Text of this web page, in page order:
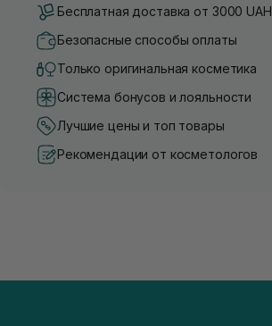
Бесплатная доставка от 3000 UAH
Безопасные способы оплаты
Только оригинальная косметика
Система бонусов и лояльности
Лучшие цены и топ товары
Рекомендации от косметологов